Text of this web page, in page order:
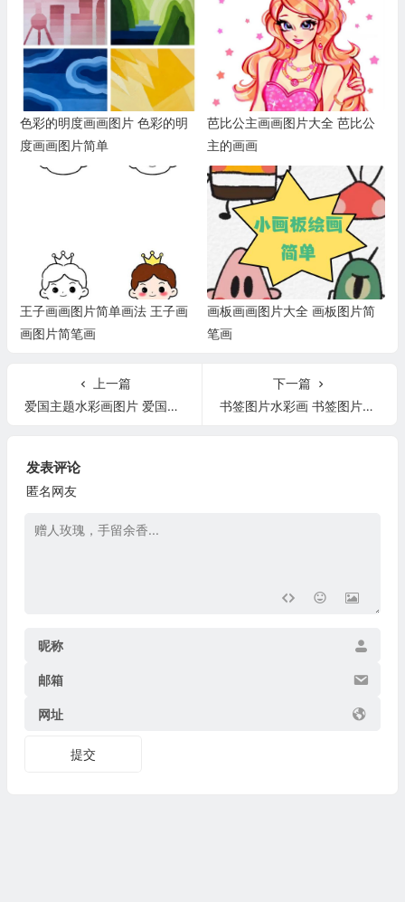
色彩的明度画画图片 色彩的明
度画画图片简单
芭比公主画画图片大全 芭比公
主的画画
王子画画图片简单画法 王子画
画图片简笔画
画板画画图片大全 画板图片简
笔画
上一篇
爱国主题水彩画图片 爱国主题绘画图片水粉
下一篇
书签图片水彩画 书签图片水彩画怎么画
发表评论
匿名网友
昵称
邮箱
网址
提交